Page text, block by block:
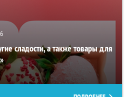
6
сладости, а также товары для